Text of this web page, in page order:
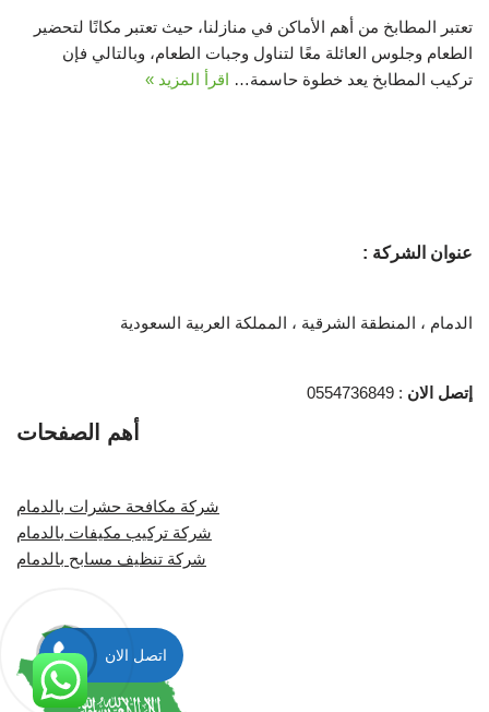
تعتبر المطابخ من أهم الأماكن في منازلنا، حيث تعتبر مكانًا لتحضير
الطعام وجلوس العائلة معًا لتناول وجبات الطعام، وبالتالي فإن
تركيب المطابخ يعد خطوة حاسمة… اقرأ المزيد »
عنوان الشركة :
الدمام ، المنطقة الشرقية ، المملكة العربية السعودية
إتصل الان : 0554736849
أهم الصفحات
شركة مكافحة حشرات بالدمام
شركة تركيب مكيفات بالدمام
شركة تنظيف مسابح بالدمام
اتصل الان